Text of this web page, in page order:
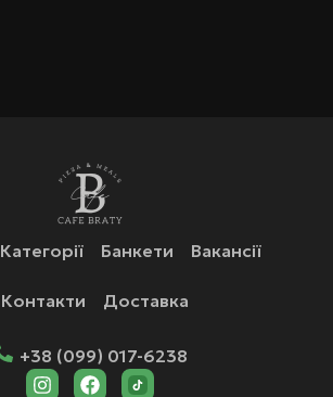
Категорії Банкети Вакансії
Контакти Доставка
+38 (099) 017-6238